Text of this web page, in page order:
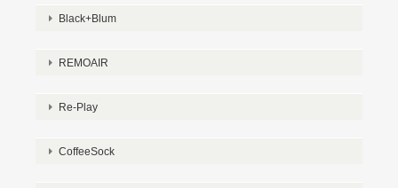
Black+Blum
REMOAIR
Re-Play
CoffeeSock